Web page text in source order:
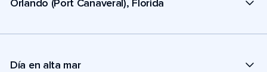
Orlando (Port Canaveral), Florida
Día en alta mar